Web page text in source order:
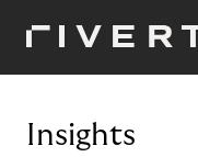
Insights